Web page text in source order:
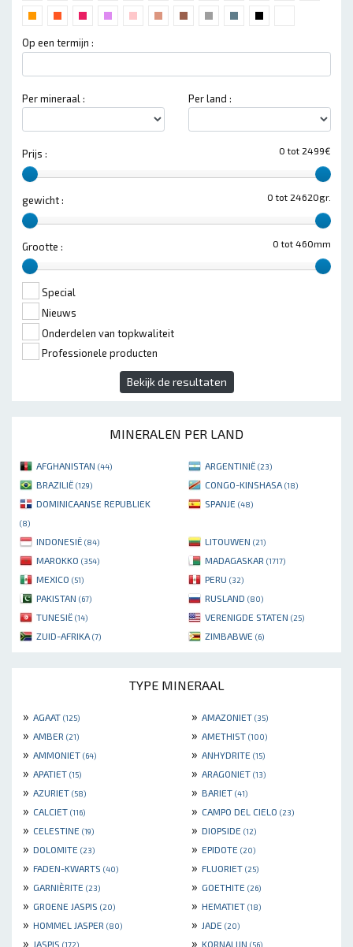
Op een termijn :
Per mineraal : Per land :
0 tot 2499€
Prijs :
0 tot 24620gr.
gewicht :
0 tot 460mm
Grootte :
Special
Nieuws
Onderdelen van topkwaliteit
Professionele producten
Bekijk de resultaten
MINERALEN PER LAND
AFGHANISTAN (44) ARGENTINIË (23)
BRAZILIË (129) CONGO-KINSHASA (18)
DOMINICAANSE REPUBLIEK
(8)
SPANJE (48)
INDONESIË (84) LITOUWEN (21)
MAROKKO (354) MADAGASKAR (1717)
MEXICO (51) PERU (32)
PAKISTAN (67) RUSLAND (80)
TUNESIË (14) VERENIGDE STATEN (25)
ZUID-AFRIKA (7) ZIMBABWE (6)
TYPE MINERAAL
» AGAAT (125) » AMAZONIET (35)
» AMBER (21) » AMETHIST (100)
» AMMONIET (64) » ANHYDRITE (15)
» APATIET (15) » ARAGONIET (13)
» AZURIET (58) » BARIET (41)
» CALCIET (116) » CAMPO DEL CIELO (23)
» CELESTINE (19) » DIOPSIDE (12)
» DOLOMITE (23) » EPIDOTE (20)
» FADEN-KWARTS (40) » FLUORIET (25)
» GARNIÈRITE (23) » GOETHITE (26)
» GROENE JASPIS (20) » HEMATIET (18)
» HOMMEL JASPER (80) » JADE (20)
» JASPIS (172) » KORNALIJN (56)